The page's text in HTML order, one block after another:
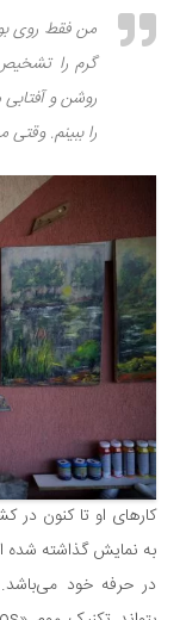
من فقط روی
گرم را
روشن و
را ببینم.
کارهای او تا کنون در
در حرفه خود